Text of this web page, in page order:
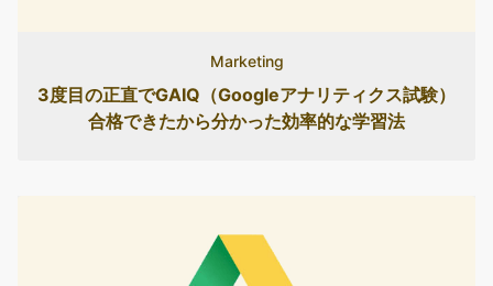
Marketing
3度目の正直でGAIQ（Googleアナリティクス試験）
合格できたから分かった効率的な学習法